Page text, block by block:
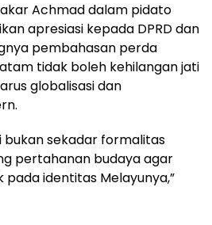
Achmad dalam pidato
apresiasi kepada DPRD dan
pembahasan perda
tidak boleh kehilangan jati
globalisasi dan
bukan sekadar formalitas
pertahanan budaya agar
identitas Melayunya,”